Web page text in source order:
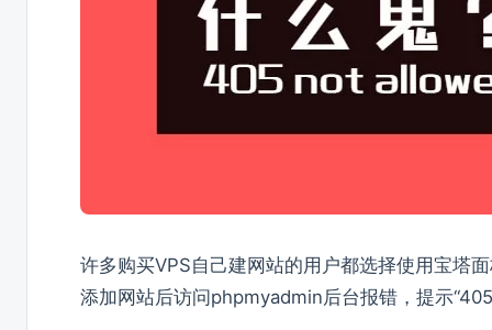
许多购买VPS自己建网站的用户都选择使用宝塔
添加网站后访问phpmyadmin后台报错，提示